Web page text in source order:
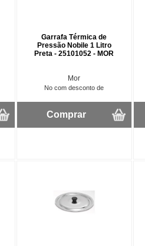
Garrafa Térmica de
Pressão Nobile 1 Litro
Preta - 25101052 - MOR
Mor
No com desconto de
Comprar